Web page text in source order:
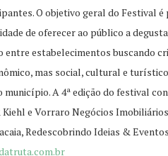
O objetivo geral do Festival
de oferecer ao público a
entre estabelecimentos buscando
mas social, cultural e
A 4ª edição do festival
e Vorraro Negócios
Redescobrindo Ideias &